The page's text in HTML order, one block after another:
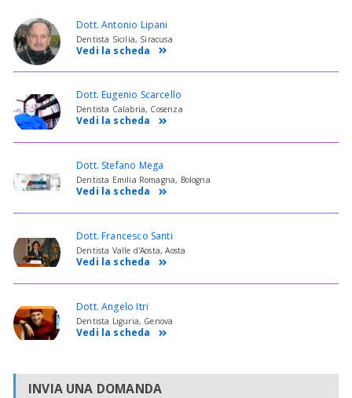
Dott. Antonio Lipani
Dentista Sicilia, Siracusa
Vedi la scheda
Dott. Eugenio Scarcello
Dentista Calabria, Cosenza
Vedi la scheda
Dott. Stefano Mega
Dentista Emilia Romagna, Bologna
Vedi la scheda
Dott. Francesco Santi
Dentista Valle d'Aosta, Aosta
Vedi la scheda
Dott. Angelo Itri
Dentista Liguria, Genova
Vedi la scheda
INVIA UNA DOMANDA